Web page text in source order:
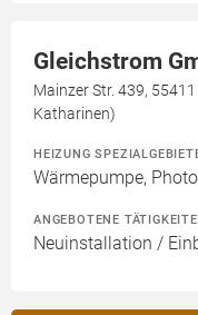
Gleichstrom
Mainzer Str. 439,
Katharinen)
HEIZUNG
Wärmepumpe,
ANGEBOTENE
Neuinstallation /